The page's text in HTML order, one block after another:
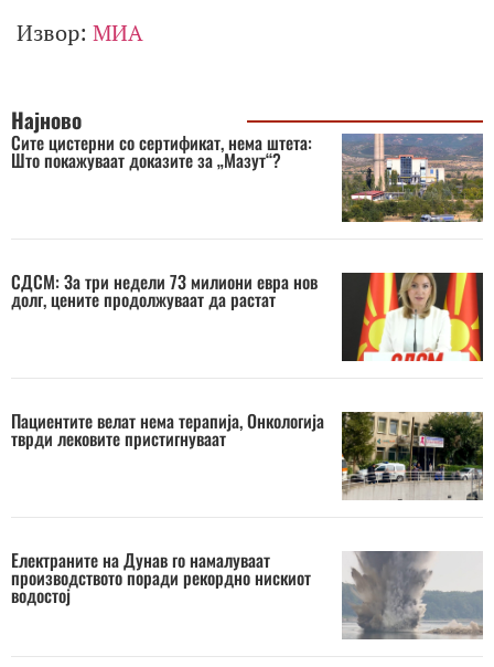
Извор: МИА
Најново
Сите цистерни со сертификат, нема штета:
Што покажуваат доказите за „Мазут“?
СДСМ: За три недели 73 милиони евра нов
долг, цените продолжуваат да растат
Пациентите велат нема терапија, Онкологија
тврди лековите пристигнуваат
Електраните на Дунав го намалуваат
производството поради рекордно нискиот
водостој